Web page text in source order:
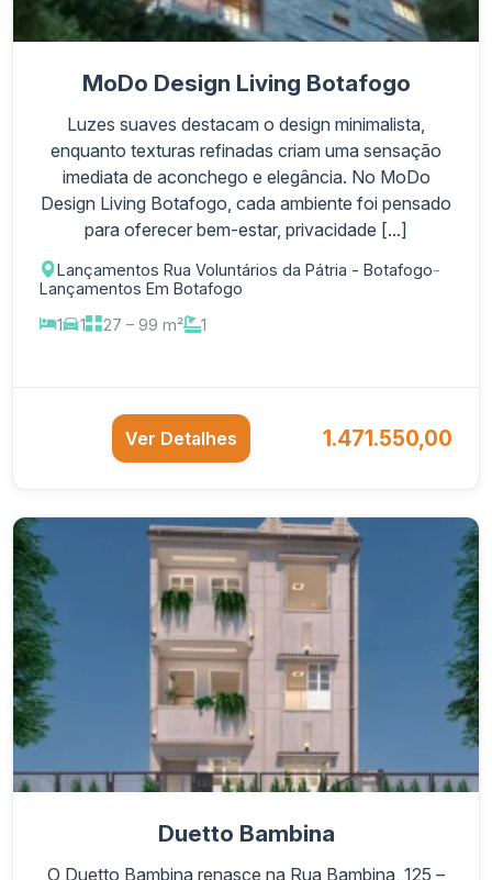
MoDo Design Living Botafogo
Luzes suaves destacam o design minimalista,
enquanto texturas refinadas criam uma sensação
imediata de aconchego e elegância. No MoDo
Design Living Botafogo, cada ambiente foi pensado
para oferecer bem-estar, privacidade [...]
Lançamentos Rua Voluntários da Pátria - Botafogo-
Lançamentos Em Botafogo
1
1 27 – 99 m² 1
Ver Detalhes 1.471.550,00
Duetto Bambina
O Duetto Bambina renasce na Rua Bambina, 125 –